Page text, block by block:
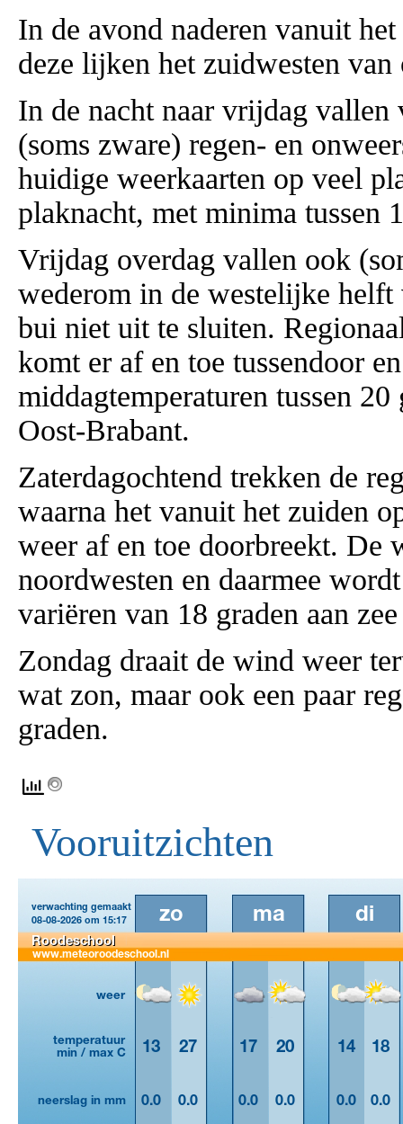
In de avond naderen vanuit
deze lijken het zuidwesten
In de nacht naar vrijdag
(soms zware) regen- en
huidige weerkaarten op veel
plaknacht, met minima tussen
Vrijdag overdag vallen ook
wederom in de westelijke helft
bui niet uit te sluiten.
komt er af en toe tussendoor
middagtemperaturen tussen
Oost-Brabant.
Zaterdagochtend trekken de
waarna het vanuit het zuiden
weer af en toe doorbreekt. De
noordwesten en daarmee
variëren van 18 graden aan
Zondag draait de wind weer
wat zon, maar ook een paar
graden.
Vooruitzichten